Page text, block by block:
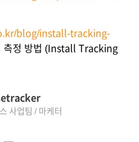
blog/install-tracking-
측정 방법 (Install Tracking
사업팀 / 마케터